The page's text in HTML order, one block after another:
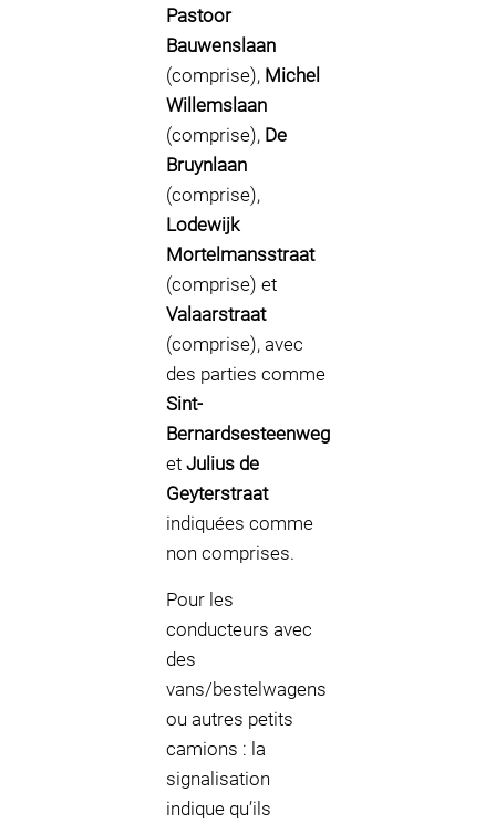
Pastoor
Bauwenslaan
(comprise), Michel
Willemslaan
(comprise), De
Bruynlaan
(comprise),
Lodewijk
Mortelmansstraat
(comprise) et
Valaarstraat
(comprise), avec
des parties comme
Sint-
Bernardsesteenweg
et Julius de
Geyterstraat
indiquées comme
non comprises.
Pour les
conducteurs avec
des
vans/bestelwagens
ou autres petits
camions : la
signalisation
indique qu’ils